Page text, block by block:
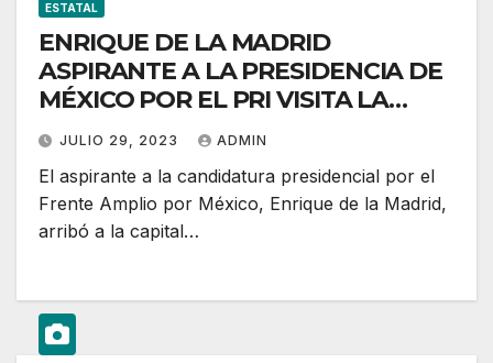
ESTATAL
ENRIQUE DE LA MADRID
ASPIRANTE A LA PRESIDENCIA DE
MÉXICO POR EL PRI VISITA LA
CAPITAL
JULIO 29, 2023 ADMIN
El aspirante a la candidatura presidencial por el
Frente Amplio por México, Enrique de la Madrid,
arribó a la capital…